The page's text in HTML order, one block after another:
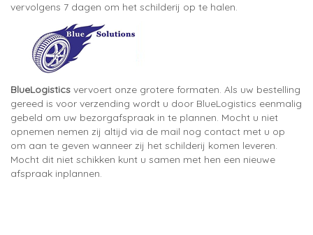
vervolgens 7 dagen om het schilderij op te halen.
BlueLogistics vervoert onze grotere formaten. Als uw bestelling
gereed is voor verzending wordt u door BlueLogistics eenmalig
gebeld om uw bezorgafspraak in te plannen. Mocht u niet
opnemen nemen zij altijd via de mail nog contact met u op
om aan te geven wanneer zij het schilderij komen leveren.
Mocht dit niet schikken kunt u samen met hen een nieuwe
afspraak inplannen.